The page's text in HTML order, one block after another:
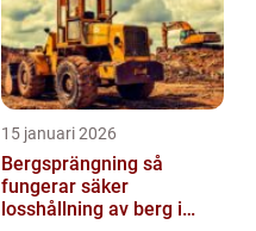
15 januari 2026
Bergsprängning så
fungerar säker
losshållning av berg i